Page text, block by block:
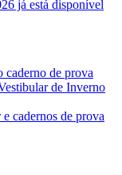
já está disponível
caderno de prova
de Inverno
cadernos de prova